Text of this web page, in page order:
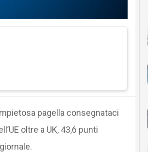
pagella consegnataci
oltre a UK, 43,6 punti